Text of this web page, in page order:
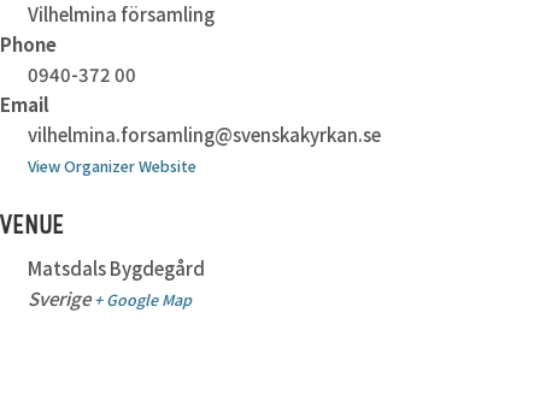
Vilhelmina församling
Phone
0940-372 00
Email
vilhelmina.forsamling@svenskakyrkan.se
View Organizer Website
VENUE
Matsdals Bygdegård
Sverige + Google Map